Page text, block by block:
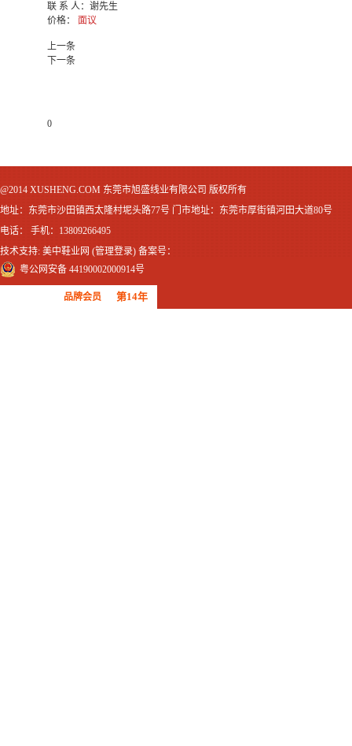
联 系 人： 谢先生
价格： 面议
上一条
下一条
0
@2014 XUSHENG.COM 东莞市旭盛线业有限公司 版权所有
地址：东莞市沙田镇西太隆村坭头路77号 门市地址：东莞市厚街镇河田大道80号
电话： 手机：13809266495
技术支持: 美中鞋业网 (管理登录) 备案号：
粤公网安备 44190002000914号
品牌会员 第14年